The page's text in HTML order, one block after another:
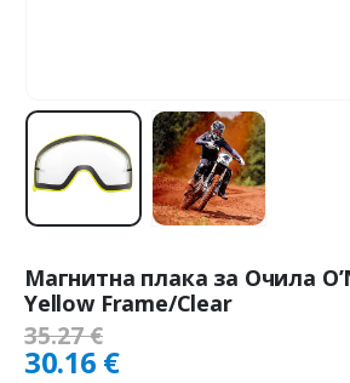
Магнитна плака за Очила
Yellow Frame/Clear
35.27€
30.16 €